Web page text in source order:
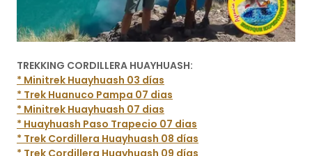
TREKKING CORDILLERA HUAYHUASH:
* Minitrek Huayhuash 03 días
* Trek Huanuco Pampa 07 dias
* Minitrek Huayhuash 07 dias
* Huayhuash Paso Trapecio 07 dias
* Trek Cordillera Huayhuash 08 días
* Trek Cordillera Huayhuash 09 días